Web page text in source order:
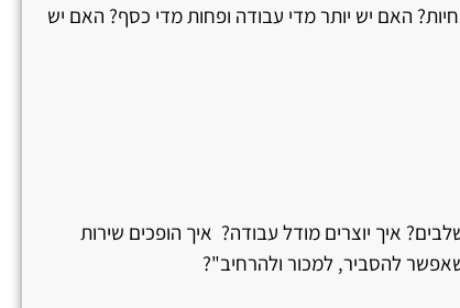
האם יש יותר מדי עבודה ופחות מדי כסף? האם יש
איך יוצרים מודל עבודה? איך הופכים שירות
להסביר, למכור ולהרחיב"?